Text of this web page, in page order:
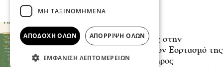
Σερραικά Νέα
Πανηγυρικές Εκδηλώσεις στην
κοινότητα Προβατά για τον Εορτασμό της
Μεταμόρφωσης του Σωτήρος
ΜΗ ΤΑΞΙΝΟΜΗΜΈΝΑ
ΑΠΟΔΟΧΉ ΌΛΩΝ ΑΠΌΡΡΙΨΗ ΌΛΩΝ
ΕΜΦΆΝΙΣΗ ΛΕΠΤΟΜΕΡΕΙΏΝ